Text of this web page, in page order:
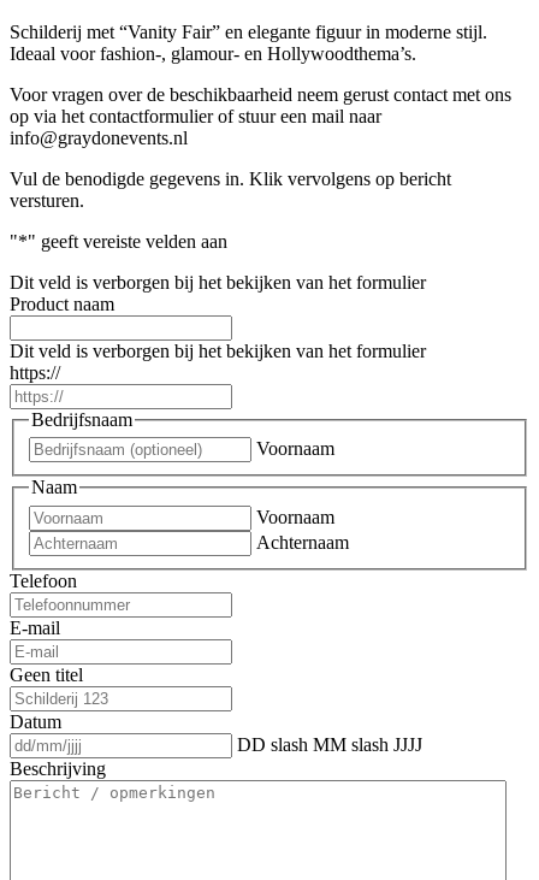
Schilderij met “Vanity Fair” en elegante figuur in moderne stijl.
Ideaal voor fashion-, glamour- en Hollywoodthema’s.
Voor vragen over de beschikbaarheid neem gerust contact met ons
op via het contactformulier of stuur een mail naar
info@graydonevents.nl
Vul de benodigde gegevens in. Klik vervolgens op bericht
versturen.
"*" geeft vereiste velden aan
Dit veld is verborgen bij het bekijken van het formulier
Product naam
Dit veld is verborgen bij het bekijken van het formulier
https://
Bedrijfsnaam
Voornaam
Naam
Voornaam
Achternaam
Telefoon
E-mail
Geen titel
Datum
DD slash MM slash JJJJ
Beschrijving